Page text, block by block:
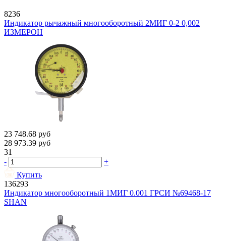
8236
Индикатор рычажный многооборотный 2МИГ 0-2 0,002
ИЗМЕРОН
23 748.68 руб
28 973.39 руб
31
-
+
Купить
136293
Индикатор многооборотный 1МИГ 0.001 ГРСИ №69468-17
SHAN